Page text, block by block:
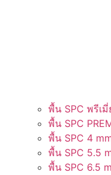
พื้น SPC พรีเ
พื้น SPC
พื้น SPC 4
พื้น SPC 5.5
พื้น SPC 6.5